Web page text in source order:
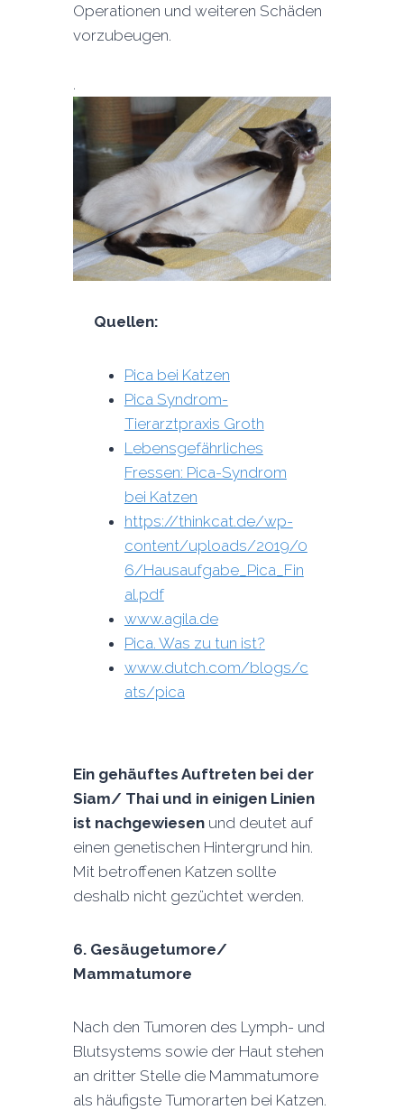
Operationen und weiteren Schäden
vorzubeugen.
.
Quellen:
Pica bei Katzen
Pica Syndrom-
Tierarztpraxis Groth
Lebensgefährliches
Fressen: Pica-Syndrom
bei Katzen
https://thinkcat.de/wp-
content/uploads/2019/0
6/Hausaufgabe_Pica_Fin
al.pdf
www.agila.de
Pica. Was zu tun ist?
www.dutch.com/blogs/c
ats/pica
Ein gehäuftes Auftreten bei der
Siam/ Thai und in einigen Linien
ist nachgewiesenund deutet auf
einen genetischen Hintergrund hin.
Mit betroffenen Katzen sollte
deshalb nicht gezüchtet werden.
6. Gesäugetumore/
Mammatumore
Nach den Tumoren des Lymph- und
Blutsystems sowie der Haut stehen
an dritter Stelle die Mammatumore
als häufigste Tumorarten bei Katzen.